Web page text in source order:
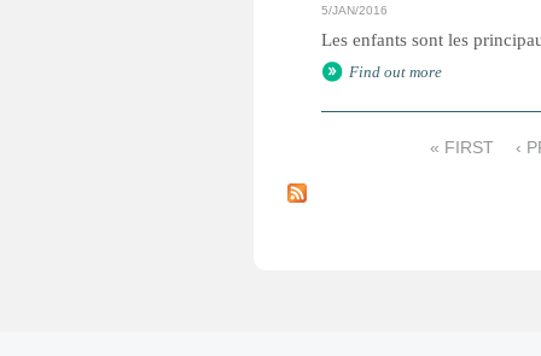
5/JAN/2016
Les enfants sont les
Find out more
a
« FIRST ‹